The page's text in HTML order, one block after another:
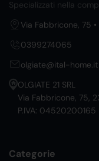
Specializzati nella
Via Fabbricone, 75
0399274065
olgiate@ital-home.it
OLGIATE 21 SRL
Via Fabbricone, 75,
P.IVA: 04520200165
Categorie